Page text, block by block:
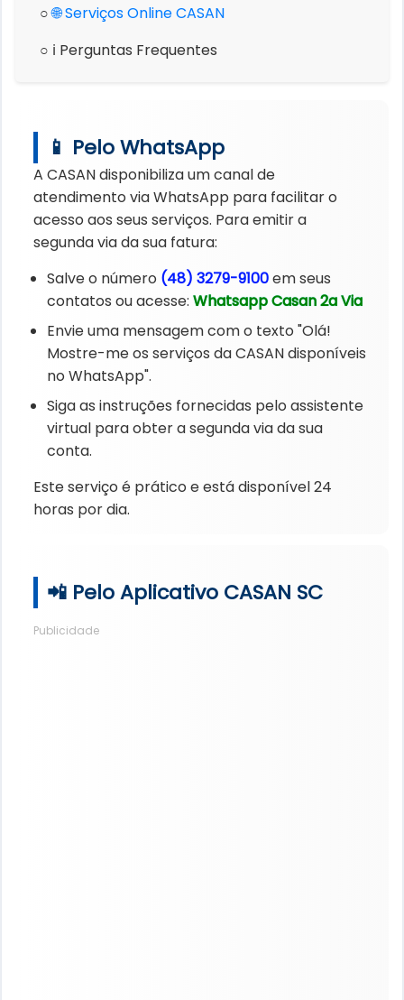
○ 🌐 Serviços Online CASAN
○ ℹ️ Perguntas Frequentes
📱 Pelo WhatsApp
A CASAN disponibiliza um canal de
atendimento via WhatsApp para facilitar o
acesso aos seus serviços. Para emitir a
segunda via da sua fatura:
Salve o número (48) 3279-9100em seus
contatos ou acesse:Whatsapp Casan 2a Via
Envie uma mensagem com o texto "Olá!
Mostre-me os serviços da CASAN disponíveis
no WhatsApp".
Siga as instruções fornecidas pelo assistente
virtual para obter a segunda via da sua
conta.
Este serviço é prático e está disponível 24
horas por dia.
📲 Pelo Aplicativo CASAN SC
Publicidade